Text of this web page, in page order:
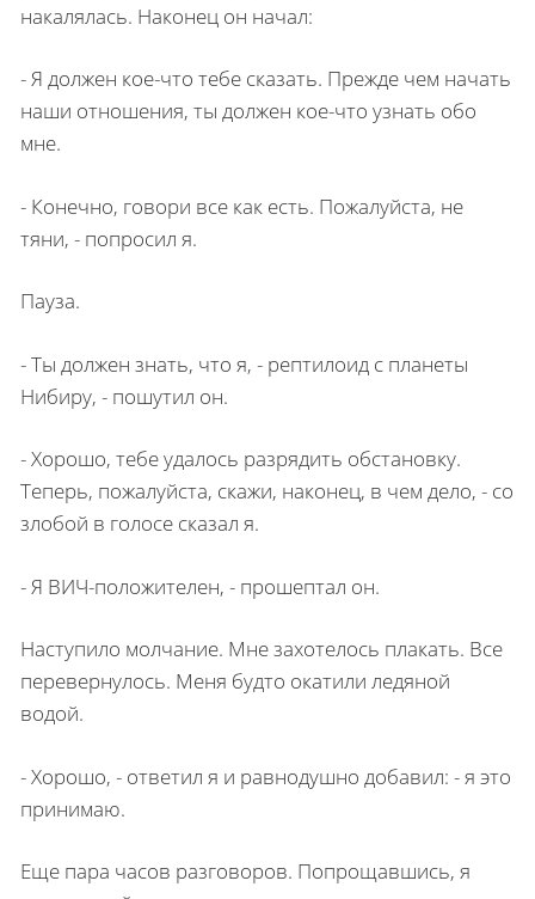
накалялась. Наконец он начал:
- Я должен кое-что тебе сказать. Прежде чем начать
наши отношения, ты должен кое-что узнать обо
мне.
- Конечно, говори все как есть. Пожалуйста, не
тяни, - попросил я.
Пауза.
- Ты должен знать, что я, - рептилоид с планеты
Нибиру, - пошутил он.
- Хорошо, тебе удалось разрядить обстановку.
Теперь, пожалуйста, скажи, наконец, в чем дело, - со
злобой в голосе сказал я.
- Я ВИЧ-положителен, - прошептал он.
Наступило молчание. Мне захотелось плакать. Все
перевернулось. Меня будто окатили ледяной
водой.
- Хорошо, - ответил я и равнодушно добавил: - я это
принимаю.
Еще пара часов разговоров. Попрощавшись, я